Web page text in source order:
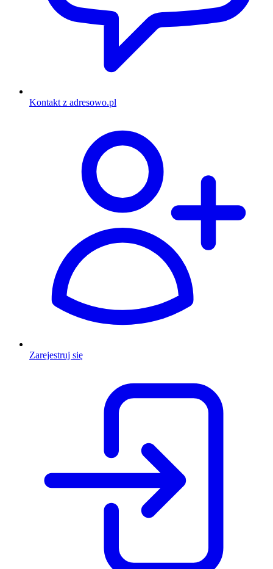
Kontakt z adresowo.pl
Zarejestruj się